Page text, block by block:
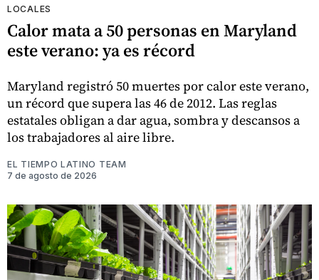
LOCALES
Calor mata a 50 personas en Maryland
este verano: ya es récord
Maryland registró 50 muertes por calor este verano,
un récord que supera las 46 de 2012. Las reglas
estatales obligan a dar agua, sombra y descansos a
los trabajadores al aire libre.
EL TIEMPO LATINO TEAM
7 de agosto de 2026